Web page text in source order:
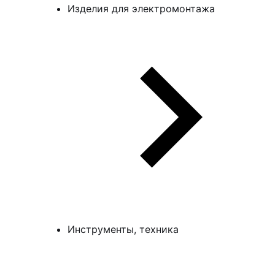
Изделия для электромонтажа
Инструменты, техника